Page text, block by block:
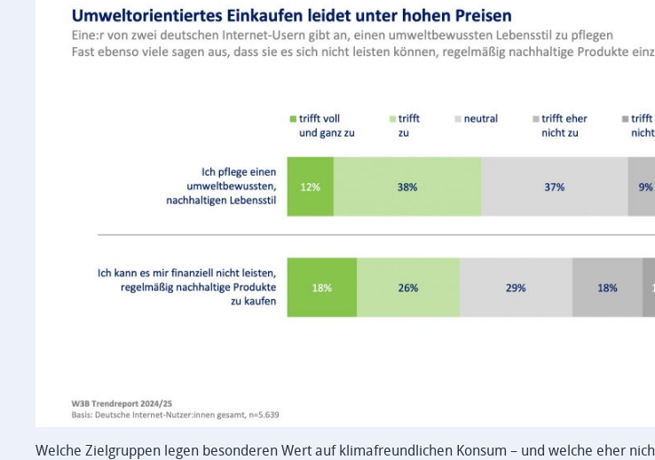
Welche Zielgruppen legen besonderen Wert auf klimafreundlichen Konsum – und welche eher